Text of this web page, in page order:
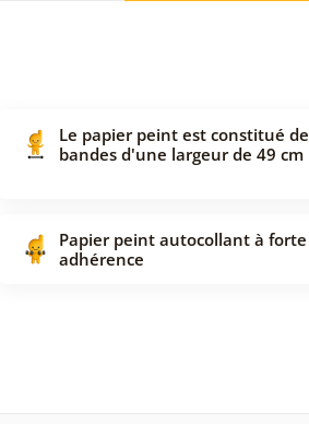
Le papier peint est constitué de
bandes d'une largeur de 49 cm
Papier peint autocollant à forte
adhérence